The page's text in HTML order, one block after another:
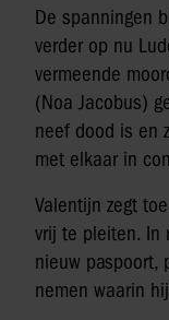
De spanningen
verder op nu
vermeende
(Noa Jacobus)
neef dood is en
met elkaar in
Valentijn zegt
vrij te pleiten. In
nieuw paspoort,
nemen waarin